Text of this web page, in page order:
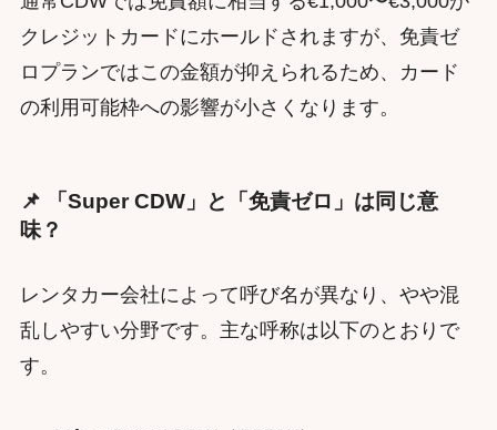
クレジットカードにホールドされますが、免責ゼ
ロプランではこの金額が抑えられるため、カード
の利用可能枠への影響が小さくなります。
📌 「Super CDW」と「免責ゼロ」は同じ意
味？
レンタカー会社によって呼び名が異なり、やや混
乱しやすい分野です。主な呼称は以下のとおりで
す。